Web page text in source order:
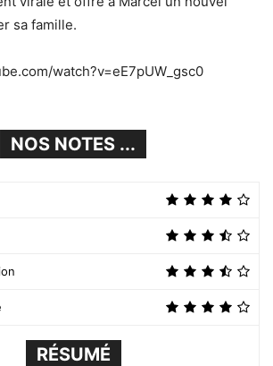
sa famille.
watch?v=eE7pUW_gsc0
NOS NOTES ...
RÉSUMÉ